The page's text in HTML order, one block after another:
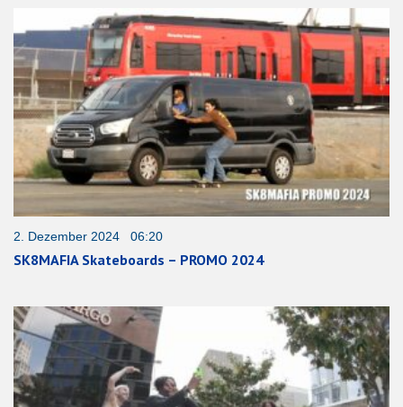
2. Dezember 2024 06:20
SK8MAFIA Skateboards – PROMO 2024